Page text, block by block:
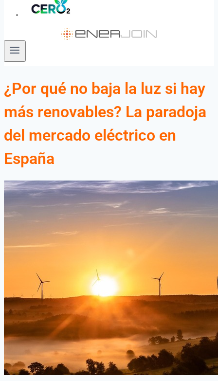
¿Por qué no baja la luz si hay
más renovables? La paradoja
del mercado eléctrico en
España